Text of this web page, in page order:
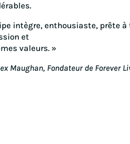
intègre, enthousiaste, prête
et
valeurs. »
Maughan, Fondateur de Forever